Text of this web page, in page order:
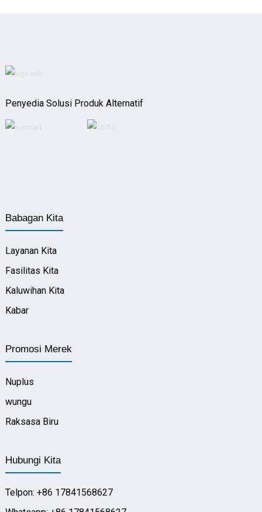
Penyedia Solusi Produk Alternatif
Babagan Kita
Layanan Kita
Fasilitas Kita
Kaluwihan Kita
Kabar
Promosi Merek
Nuplus
wungu
Raksasa Biru
Hubungi Kita
Telpon: +86 17841568627